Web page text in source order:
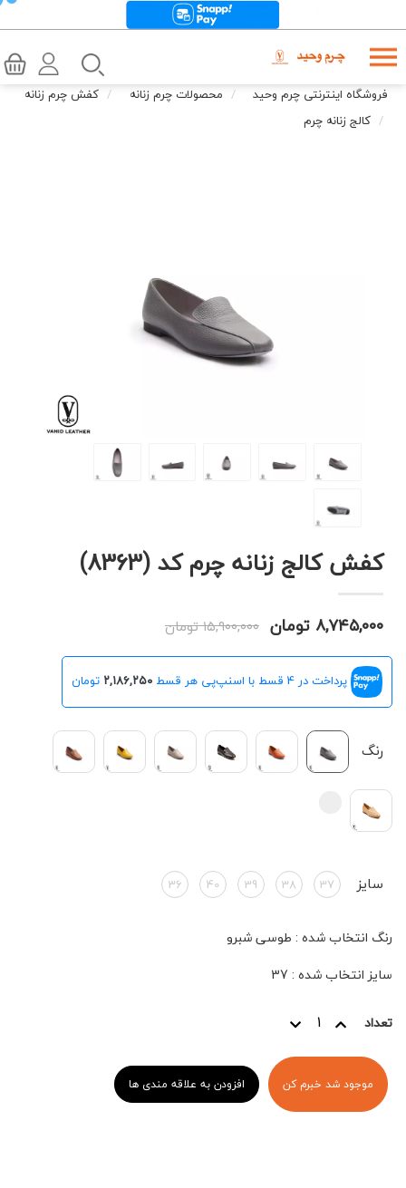
فروشگاه اینترنتی چرم وحید محصولات چرم زنانه
کفش چرم زنانه
کالج زنانه چرم
کفش کالج زنانه چرم کد (8363)
۸,۷۴۵,۰۰۰ تومان ۱۵,۹۰۰,۰۰۰ تومان
پرداخت در 4 قسط با اسنپ‌پی هر قسط ۲,۱۸۶,۲۵۰ تومان
رنگ
سایز 37
38
39
40
36
رنگ انتخاب شده : طوسی شبرو
سایز انتخاب شده :
37
تعداد
موجود شد خبرم کن افزودن به علاقه مندی ها